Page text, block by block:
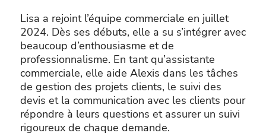
Lisa a rejoint l’équipe commerciale en juillet
2024. Dès ses débuts, elle a su s’intégrer avec
beaucoup d’enthousiasme et de
professionnalisme. En tant qu’assistante
commerciale, elle aide Alexis dans les tâches
de gestion des projets clients, le suivi des
devis et la communication avec les clients pour
répondre à leurs questions et assurer un suivi
rigoureux de chaque demande.